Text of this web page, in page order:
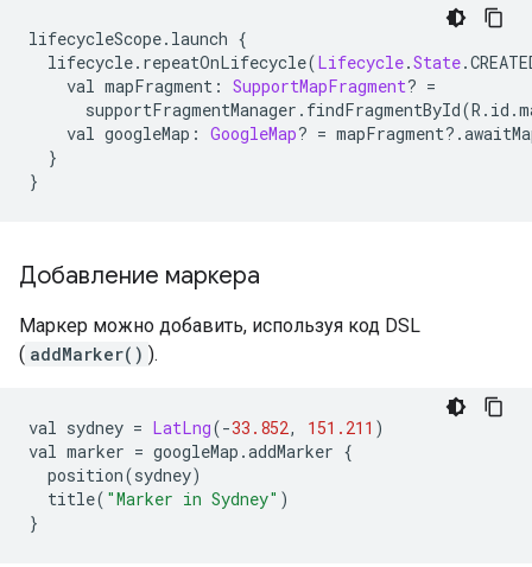
lifecycleScope. launch {
lifecycle. repeatOnLifecycle(Lifecycle.State.
val mapFragment : SupportMapFragment? =
supportFragmentManager . findFragmentById(R . id .
val googleMap : GoogleMap? = mapFragment?.
}
}
Добавление маркера
Маркер можно добавить, используя код DSL
( addMarker() ).
val sydney = LatLng(-33.852, 151.211 )
val marker = googleMap .addMarker {
position(sydney)
title( "Marker in Sydney" )
}